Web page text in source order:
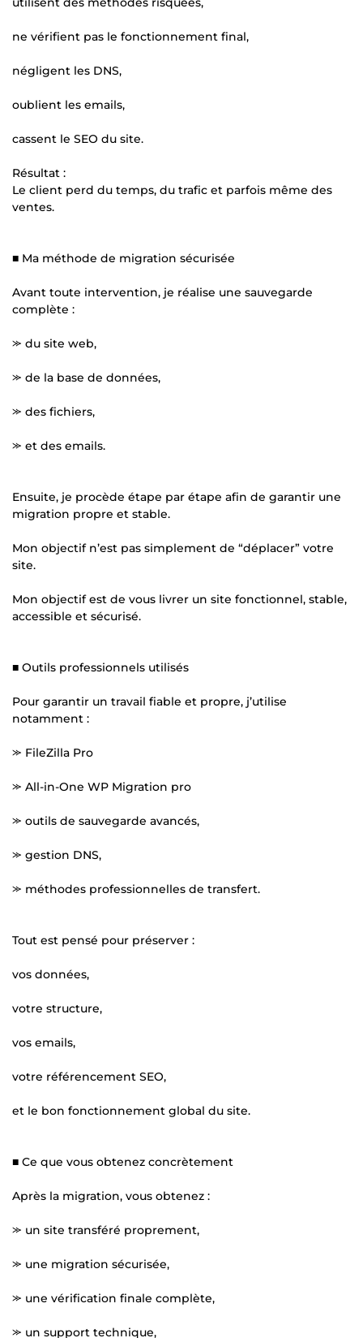
ne vérifient pas le fonctionnement final,
négligent les DNS,
oublient les emails,
cassent le SEO du site.
Résultat :
Le client perd du temps, du trafic et parfois même des
ventes.
■ Ma méthode de migration sécurisée
Avant toute intervention, je réalise une sauvegarde
complète :
⪼ du site web,
⪼ de la base de données,
⪼ des fichiers,
⪼ et des emails.
Ensuite, je procède étape par étape afin de garantir une
migration propre et stable.
Mon objectif n’est pas simplement de “déplacer” votre
site.
Mon objectif est de vous livrer un site fonctionnel, stable,
accessible et sécurisé.
■ Outils professionnels utilisés
Pour garantir un travail fiable et propre, j’utilise
notamment :
⪼ FileZilla Pro
⪼ All-in-One WP Migration pro
⪼ outils de sauvegarde avancés,
⪼ gestion DNS,
⪼ méthodes professionnelles de transfert.
Tout est pensé pour préserver :
vos données,
votre structure,
vos emails,
votre référencement SEO,
et le bon fonctionnement global du site.
■ Ce que vous obtenez concrètement
Après la migration, vous obtenez :
⪼ un site transféré proprement,
⪼ une migration sécurisée,
⪼ une vérification finale complète,
⪼ un support technique,